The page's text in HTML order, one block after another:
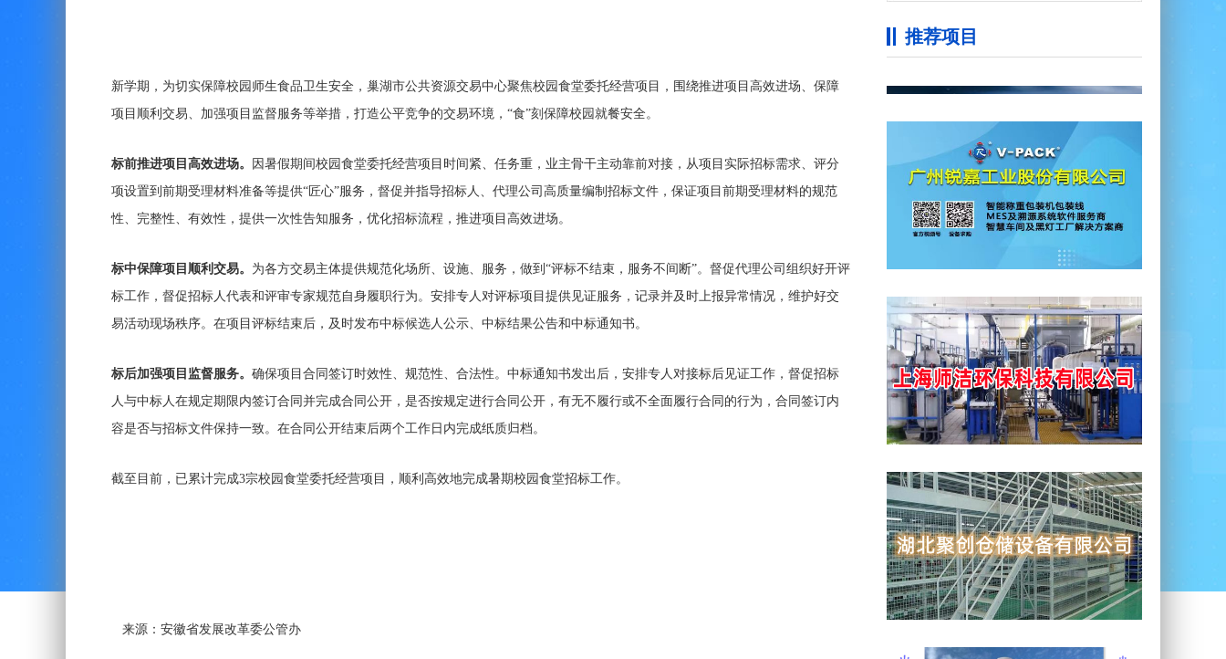
新学期，为切实保障校园师生食品卫生安全，巢湖市公共资源交易中心聚焦校园食堂委托经营项目，围绕推进项目高效进场、保障
项目顺利交易、加强项目监督服务等举措，打造公平竞争的交易环境，“食”刻保障校园就餐安全。
标前推进项目高效进场。
因暑假期间校园食堂委托经营项目时间紧、任务重，业主骨干主动靠前对接，从项目实际招标需求、评分
项设置到前期受理材料准备等提供“匠心”服务，督促并指导招标人、代理公司高质量编制招标文件，保证项目前期受理材料的规范
性、完整性、有效性，提供一次性告知服务，优化招标流程，推进项目高效进场。
标中保障项目顺利交易。 为各方交易主体提供规范化场所、设施、服务，做到“评标不结束，服务不间断”。督促代理公司组织好开评
标工作，督促招标人代表和评审专家规范自身履职行为。安排专人对评标项目提供见证服务，记录并及时上报异常情况，维护好交
易活动现场秩序。在项目评标结束后，及时发布中标候选人公示、中标结果公告和中标通知书。
标后加强项目监督服务。 确保项目合同签订时效性、规范性、合法性。中标通知书发出后，安排专人对接标后见证工作，督促招标
人与中标人在规定期限内签订合同并完成合同公开，是否按规定进行合同公开，有无不履行或不全面履行合同的行为，合同签订内
容是否与招标文件保持一致。在合同公开结束后两个工作日内完成纸质归档。
截至目前，已累计完成3宗校园食堂委托经营项目，顺利高效地完成暑期校园食堂招标工作。
来源：安徽省发展改革委公管办
推荐项目